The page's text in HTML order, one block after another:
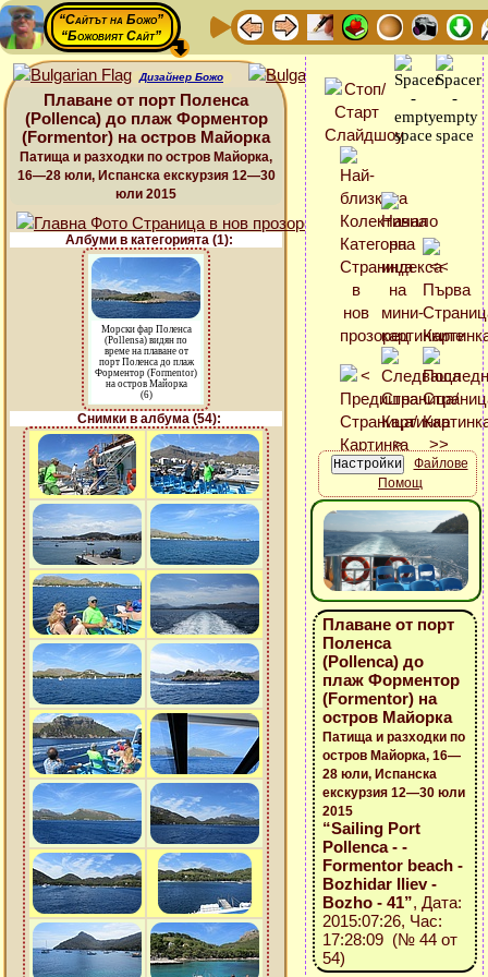
“Сайтът на Божо”
“Божовият Сайт”
Дизайнер Божо
Плаване от порт Поленса
(Pollenca) до плаж Форментор
(Formentor) на остров Майорка
Патища и разходки по остров Майорка,
16—28 юли, Испанска екскурзия 12—30
юли 2015
Албуми в категорията (1):
Морски фар Поленса
(Pollensa) видян по
време на плаване от
порт Поленса до плаж
Форментор (Formentor)
на остров Майорка
(6)
Снимки в албума (54):
Файлове
Помощ
Плаване от порт
Поленса
(Pollenca) до
плаж Форментор
(Formentor) на
остров Майорка
Патища и разходки по
остров Майорка, 16—
28 юли, Испанска
екскурзия 12—30 юли
2015
“Sailing Port
Pollenca - -
Formentor beach -
Bozhidar Iliev -
Bozho - 41”, Дата:
2015:07:26, Час:
17:28:09 (№ 44 от
54)